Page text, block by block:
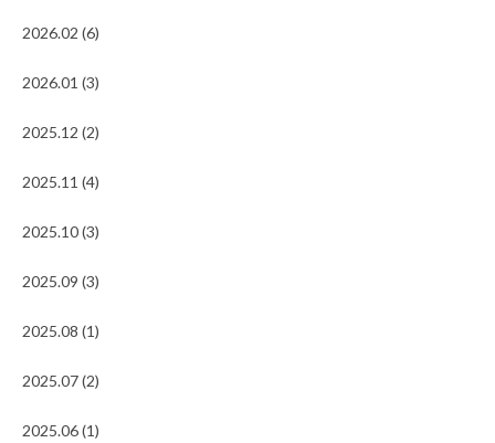
2026.02 (6)
2026.01 (3)
2025.12 (2)
2025.11 (4)
2025.10 (3)
2025.09 (3)
2025.08 (1)
2025.07 (2)
2025.06 (1)